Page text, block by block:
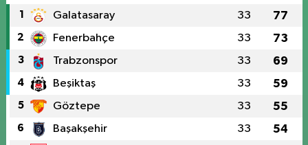
1 Galatasaray 33 77
2 Fenerbahçe 33 73
3 Trabzonspor 33 69
4 Beşiktaş 33 59
5 Göztepe 33 55
6 Başakşehir 33 54